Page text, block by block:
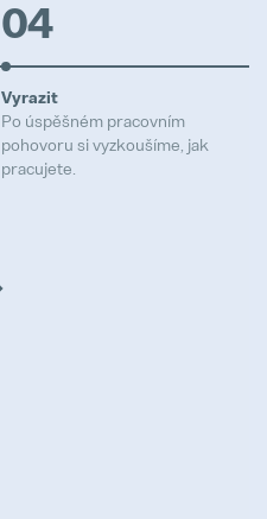
04
Vyrazit
Po úspěšném pracovním
pohovoru si vyzkoušíme, jak
pracujete.